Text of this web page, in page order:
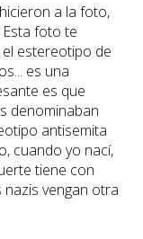
a la foto,
Esta foto te
estereotipo de
es una
es que
denominaban
antisemita
cuando yo nací,
tiene con
vengan otra